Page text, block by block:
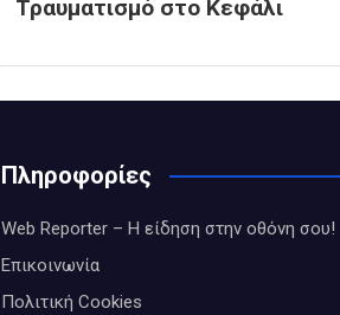
Τραυματισμό στο Κεφάλι
Πληροφορίες
Web Reporter – Η είδηση στην οθόνη σου!
Επικοινωνία
Πολιτική Cookies